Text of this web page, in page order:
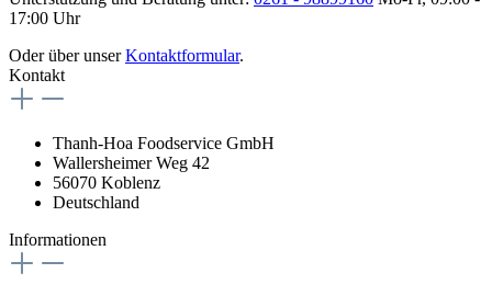
17:00 Uhr
Oder über unserKontaktformular.
Kontakt
Thanh-Hoa Foodservice GmbH
Wallersheimer Weg 42
56070 Koblenz
Deutschland
Informationen